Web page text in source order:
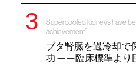
Supercooled kidneys have
achievement”
ブタ腎臓を過冷却で
功 ——臨床標準より